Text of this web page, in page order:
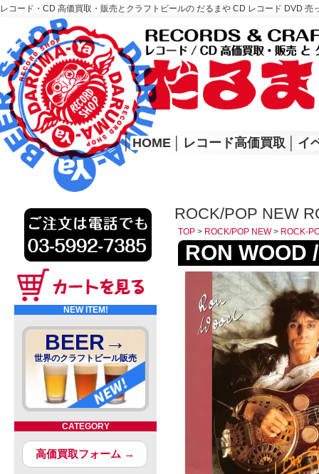
レコード・CD 高価買取・販売とクラフトビールの だるまや CD レコード DVD
レコード高価買取はこちら
HOME
│ HOME レコード高価買取 イ
NEW ITEM!
BEER→
世界のクラフトビール販売
CATEGORY
高価買取フォーム →
ROCK/POP NEW
TOP > ROCK/POP NEW> ROCK-
RON WOOD